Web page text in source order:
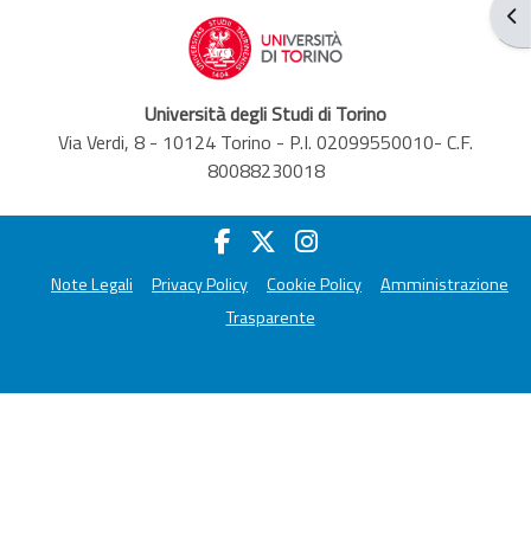
Università degli Studi di Torino
Via Verdi, 8 - 10124 Torino - P.I. 02099550010- C.F.
80088230018
Note Legali Privacy Policy Cookie Policy
Amministrazione
Trasparente